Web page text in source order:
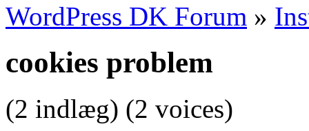
WordPress DK Forum »
cookies problem
(2 indlæg) (2 voices)